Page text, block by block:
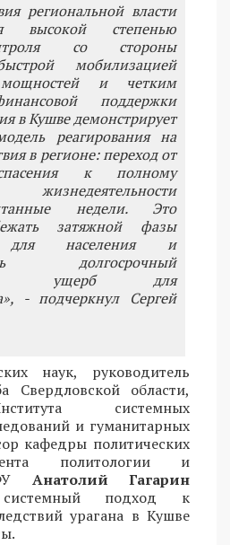
региональной власти
высокой степенью
со стороны
мобилизацией
мощностей и четким
поддержки
в Кушве демонстрирует
реагирования на
в регионе: переход от
к полному
жизнедеятельности
недели. Это
затяжной фазы
для населения и
долгосрочный
ущерб для
- подчеркнул Сергей
наук, руководитель
Свердловской области,
системных
и гуманитарных
кафедры политических
политологии и
Анатолий Гагарин
подход к
урагана в Кушве